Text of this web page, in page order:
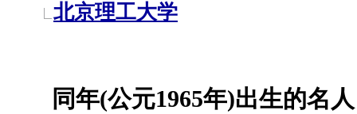
北京理工大学
同年(公元1965年)出生的名